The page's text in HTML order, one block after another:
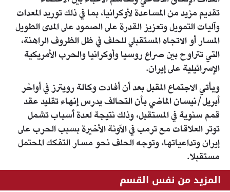
تقديم مزيد من المساعدة لأوكرانيا، بما في ذلك توريد المعدات
وآليات التمويل وتعزيز القدرة على الصمود على المدى الطويل
المسار أو الاتجاه المستقبلي للحلف في ظل الظروف الراهنة،
التي تتراوح بين صراع روسيا وأوكرانيا والحرب الأمريكية
الإسرائيلية على إيران.
ويأتي الاجتماع المقبل بعد أن أفادت وكالة رويترز في أواخر
أبريل/نيسان الماضي بأن التحالف يدرس إنهاء تقليد عقد
قمم سنوية في المستقبل، وذلك نتيجة لعدة أسباب تشمل
توتر العلاقات مع ترمب في الآونة الأخيرة بسبب الحرب على
إيران وتداعياتها، وتوجه الحلف نحو مسار التفكك المحتمل
مستقبلا.
المزيد من نفس القسم